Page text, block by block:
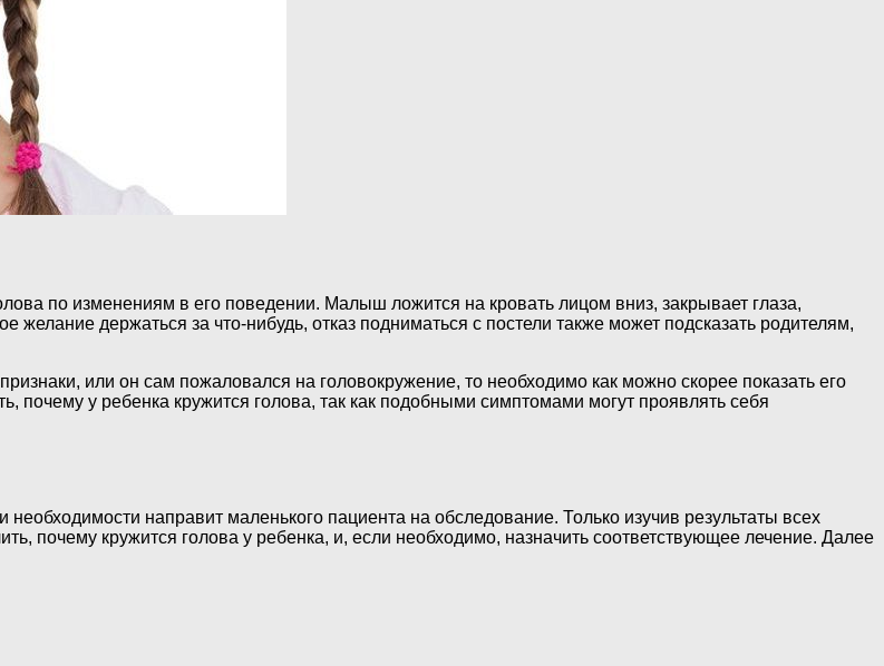
по изменениям в его поведении. Малыш ложится на кровать лицом вниз, закрывает глаза,
желание держаться за что-нибудь, отказ подниматься с постели также может подсказать родителям,
или он сам пожаловался на головокружение, то необходимо как можно скорее показать его
почему у ребенка кружится голова, так как подобными симптомами могут проявлять себя
направит маленького пациента на обследование. Только изучив результаты всех
почему кружится голова у ребенка, и, если необходимо, назначить соответствующее лечение. Далее